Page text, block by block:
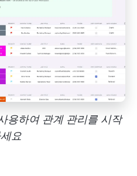
용하여 관계 관리를 시작
요